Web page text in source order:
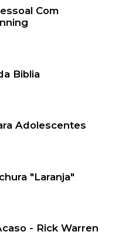
Com
Biblia
Adolescentes
"Laranja"
- Rick Warren